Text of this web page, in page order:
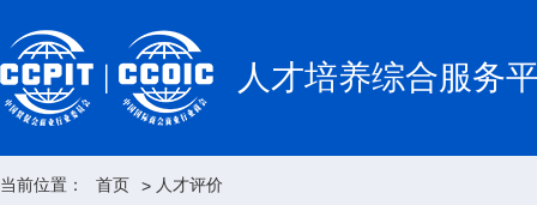
人才培养综合服务
当前位置： 首页 > 人才评价